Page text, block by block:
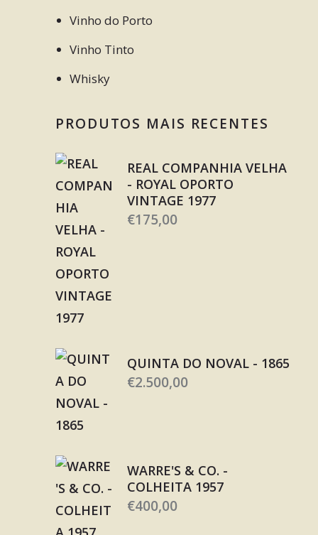
Vinho do Porto
Vinho Tinto
Whisky
PRODUTOS MAIS RECENTES
REAL COMPANHIA VELHA
- ROYAL OPORTO
VINTAGE 1977
€175,00
QUINTA DO NOVAL - 1865
€2.500,00
WARRE'S & CO. -
COLHEITA 1957
€400,00